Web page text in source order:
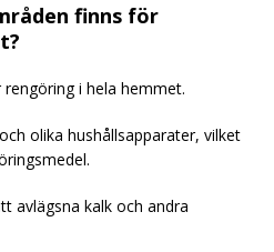
finns för
i hela hemmet.
olika hushållsapparater, vilket
avlägsna kalk och andra